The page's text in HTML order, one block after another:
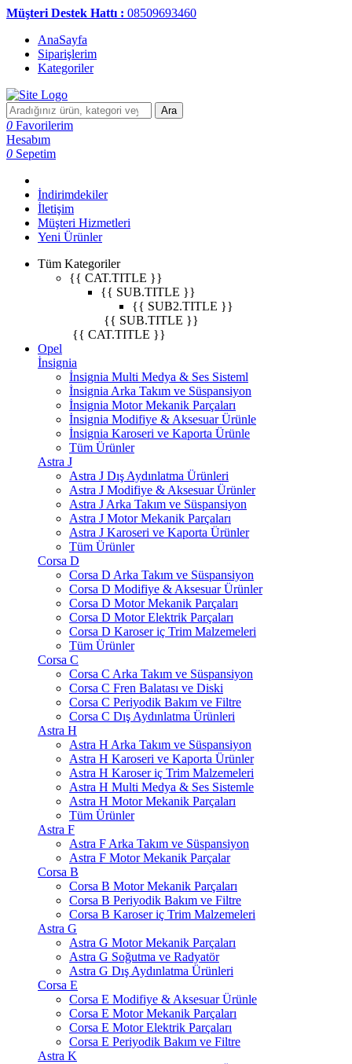
Müşteri Destek Hattı : 08509693460
AnaSayfa
Siparişlerim
Kategoriler
Ara
0 Favorilerim
Hesabım
0 Sepetim
İndirimdekiler
İletişim
Müşteri Hizmetleri
Yeni Ürünler
Tüm Kategoriler
{{ CAT.TITLE }}
{{ SUB.TITLE }}
{{ SUB2.TITLE }}
{{ SUB.TITLE }}
{{ CAT.TITLE }}
Opel
İnsignia
İnsignia Multi Medya & Ses Sisteml
İnsignia Arka Takım ve Süspansiyon
İnsignia Motor Mekanik Parçaları
İnsignia Modifiye & Aksesuar Ürünle
İnsignia Karoseri ve Kaporta Ürünle
Tüm Ürünler
Astra J
Astra J Dış Aydınlatma Ürünleri
Astra J Modifiye & Aksesuar Ürünler
Astra J Arka Takım ve Süspansiyon
Astra J Motor Mekanik Parçaları
Astra J Karoseri ve Kaporta Ürünler
Tüm Ürünler
Corsa D
Corsa D Arka Takım ve Süspansiyon
Corsa D Modifiye & Aksesuar Ürünler
Corsa D Motor Mekanik Parçaları
Corsa D Motor Elektrik Parçaları
Corsa D Karoser iç Trim Malzemeleri
Tüm Ürünler
Corsa C
Corsa C Arka Takım ve Süspansiyon
Corsa C Fren Balatası ve Diski
Corsa C Periyodik Bakım ve Filtre
Corsa C Dış Aydınlatma Ürünleri
Astra H
Astra H Arka Takım ve Süspansiyon
Astra H Karoseri ve Kaporta Ürünler
Astra H Karoser iç Trim Malzemeleri
Astra H Multi Medya & Ses Sistemle
Astra H Motor Mekanik Parçaları
Tüm Ürünler
Astra F
Astra F Arka Takım ve Süspansiyon
Astra F Motor Mekanik Parçalar
Corsa B
Corsa B Motor Mekanik Parçaları
Corsa B Periyodik Bakım ve Filtre
Corsa B Karoser iç Trim Malzemeleri
Astra G
Astra G Motor Mekanik Parçaları
Astra G Soğutma ve Radyatör
Astra G Dış Aydınlatma Ürünleri
Corsa E
Corsa E Modifiye & Aksesuar Ürünle
Corsa E Motor Mekanik Parçaları
Corsa E Motor Elektrik Parçaları
Corsa E Periyodik Bakım ve Filtre
Astra K